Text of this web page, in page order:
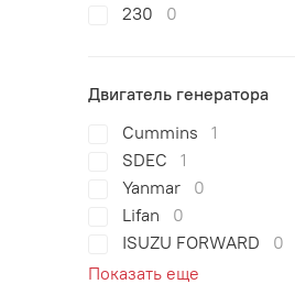
230
0
Двигатель генератора
Cummins
1
SDEC
1
Yanmar
0
Lifan
0
ISUZU FORWARD
0
Показать еще